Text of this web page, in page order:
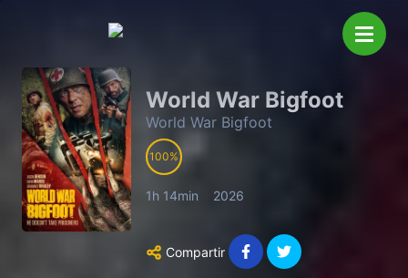
World War Bigfoot
World War Bigfoot
100
1h 14min 2026
Compartir